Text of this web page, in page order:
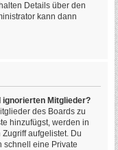
Details über den
kann dann
ignorierten Mitglieder?
des Boards zu
hinzufügst, werden in
aufgelistet. Du
schnell eine Private